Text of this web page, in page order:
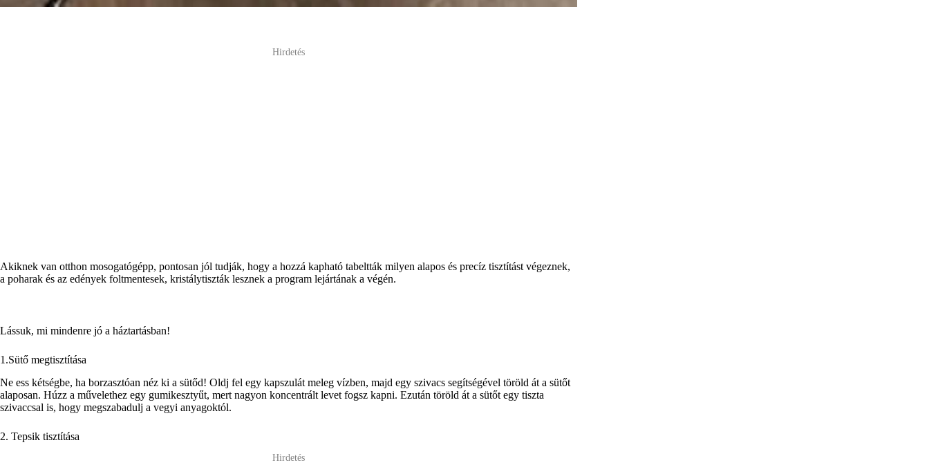
Hirdetés
Akiknek van otthon mosogatógépp, pontosan jól tudják, hogy a hozzá kapható tabeltták milyen alapos és precíz tisztítást végeznek,
a poharak és az edények foltmentesek, kristálytiszták lesznek a program lejártának a végén.
Lássuk, mi mindenre jó a háztartásban!
1.Sütő megtisztítása
Ne ess kétségbe, ha borzasztóan néz ki a sütőd! Oldj fel egy kapszulát meleg vízben, majd egy szivacs segítségével töröld át a sütőt
alaposan. Húzz a művelethez egy gumikesztyűt, mert nagyon koncentrált levet fogsz kapni. Ezután töröld át a sütőt egy tiszta
szivaccsal is, hogy megszabadulj a vegyi anyagoktól.
2. Tepsik tisztítása
Hirdetés